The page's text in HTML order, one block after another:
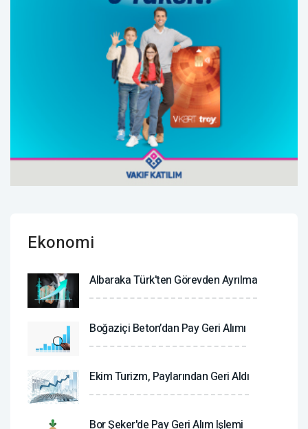
Ekonomi
Albaraka Türk'ten Görevden Ayrılma
Boğaziçi Beton’dan Pay Geri Alımı
Ekim Turizm, Paylarından Geri Aldı
Bor Şeker'de Pay Geri Alım Işlemi